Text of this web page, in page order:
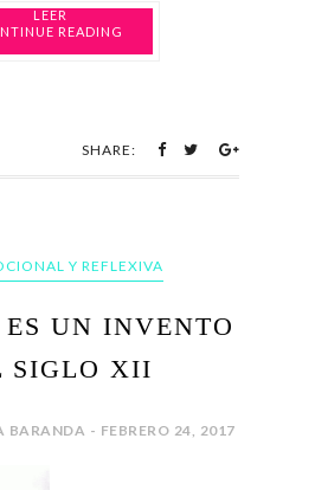
READING
SHARE:
Y REFLEXIVA
UN INVENTO
SIGLO XII
BARANDA - FEBRERO 24, 2017